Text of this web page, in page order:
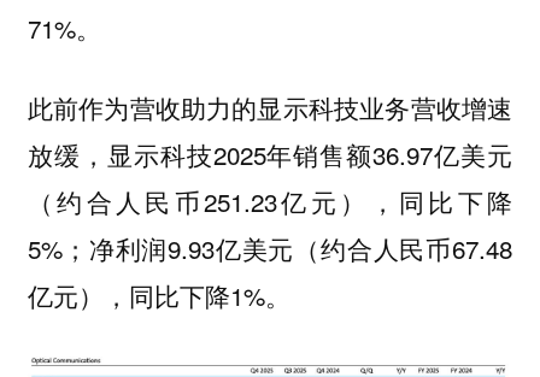
71%。
此前作为营收助力的显示科技业务营收增速
放缓，显示科技2025年销售额36.97亿美元
（约合人民币251.23亿元），同比下降
5%；净利润9.93亿美元（约合人民币67.48
亿元），同比下降1%。